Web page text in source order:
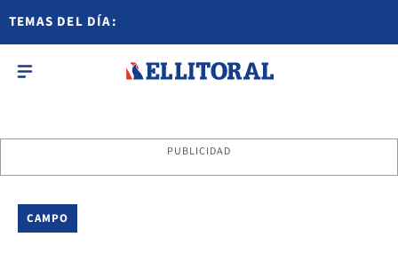
TEMAS DEL DÍA:
PUBLICIDAD
CAMPO